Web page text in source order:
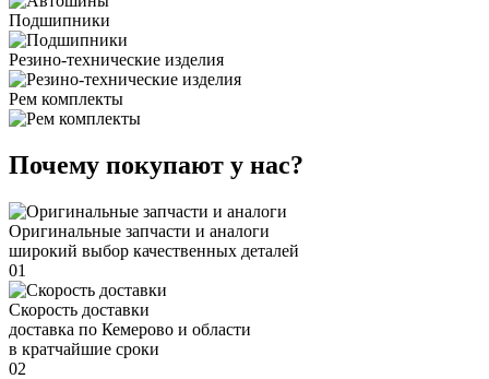
Подшипники
Резино-технические изделия
Рем комплекты
Почему покупают у нас?
Оригинальные запчасти и аналоги
широкий выбор качественных деталей
01
Скорость доставки
доставка по Кемерово и области
в кратчайшие сроки
02